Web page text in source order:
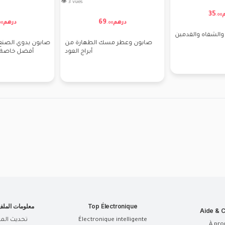
👁 3 vues
00درهم
كريم الأساس CC كريم المقاوم
للماء لمستحضرات التجميل
معلومات
تحديث
Top Électronique
Électronique intelligente
Aide &